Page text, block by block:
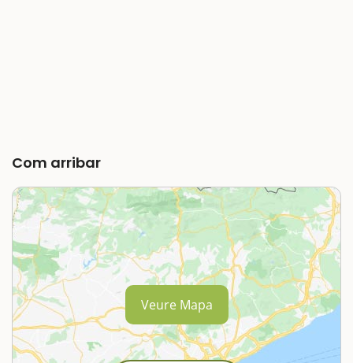
Com arribar
Veure Mapa